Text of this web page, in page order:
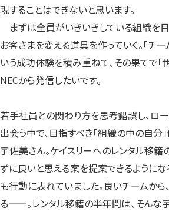
現することはできないと思います。
まずは全員がいきいきしている組織を
お客さまを変える道具を作っていく。「チ
いう成功体験を積み重ねて、その果てで「
NECから発信したいです。
若手社員との関わり方を思考錯誤し、ロ
出会う中で、目指すべき「組織の中の自分
宇佐美さん。ケイスリーへのレンタル移籍
ずに良いと思える案を提案できるようにな
も行動に表れていました。良いチームか
る——。レンタル移籍の半年間は、そんな